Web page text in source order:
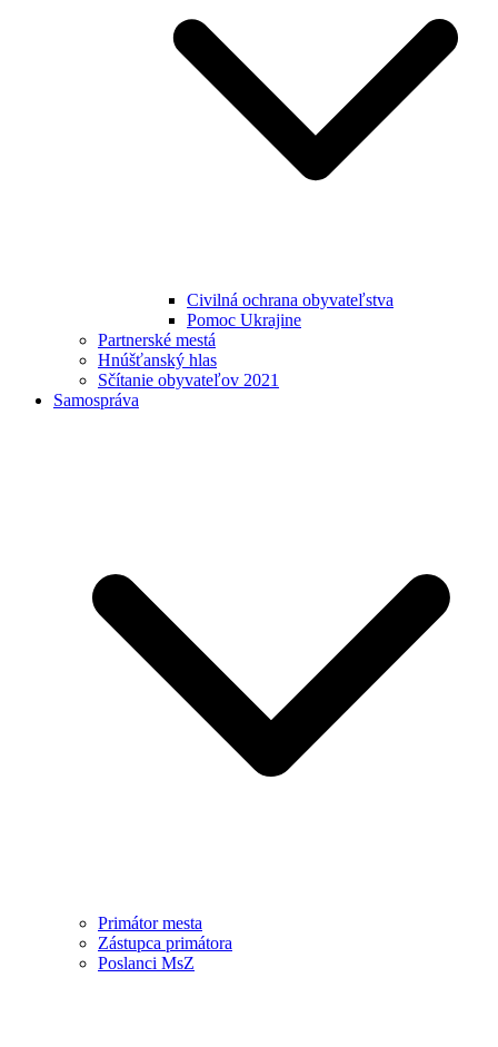
Civilná ochrana obyvateľstva
Pomoc Ukrajine
Partnerské mestá
Hnúšťanský hlas
Sčítanie obyvateľov 2021
Samospráva
Primátor mesta
Zástupca primátora
Poslanci MsZ